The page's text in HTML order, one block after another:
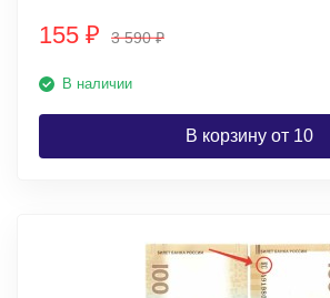
155 ₽ 3 590₽
В наличии
В корзину от 10